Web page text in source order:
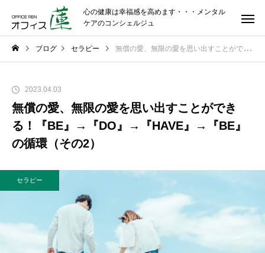
心の健康は幸福感を高めます・・・メンタル
ケアのコンシェルジュ
ブログ セラピー 無償の愛、無限の愛を思い出すことができる！『BE』→『DO』→『HAVE』→『BE』の循環（その2）
2023.04.03
無償の愛、無限の愛を思い出すことができ
る！『BE』→『DO』→『HAVE』→『BE』
の循環（その2）
セラピー